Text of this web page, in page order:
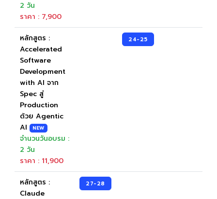
2 วัน
ราคา : 7,900
หลักสูตร :
Accelerated
Software
Development
with AI จาก
Spec สู่
Production
ด้วย Agentic
AI
NEW
จำนวนวันอบรม :
2 วัน
ราคา : 11,900
24-25
หลักสูตร :
Claude
27-28